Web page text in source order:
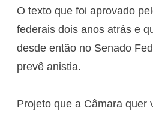
O texto que foi aprovado
federais dois anos atrás e
desde então no Senado
prevê anistia.
Projeto que a Câmara quer